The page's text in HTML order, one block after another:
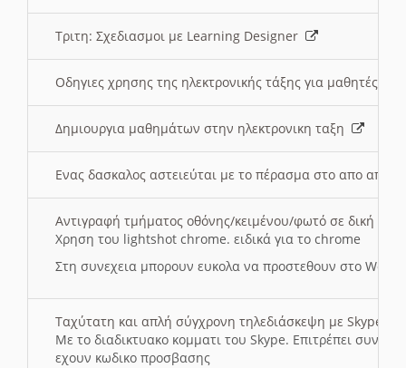
Τριτη: Σχεδιασμοι με Learning Designer
Οδηγιες χρησης της ηλεκτρονικής τάξης για μαθητές
Δημιουργια μαθημάτων στην ηλεκτρονικη ταξη
Ενας δασκαλος αστειεύται με το πέρασμα στο απο
Αντιγραφή τμήματος οθόνης/κειμένου/φωτό σε δική
Χρηση του lightshot chrome. ειδικά για το chrome
Στη συνεχεια μπορουν ευκολα να προστεθουν στο Word
Ταχύτατη και απλή σύγχρονη τηλεδιάσκεψη με Skype
Με το διαδικτυακο κομματι του Skype. Επιτρέπει
εχουν κωδικο προσβασης